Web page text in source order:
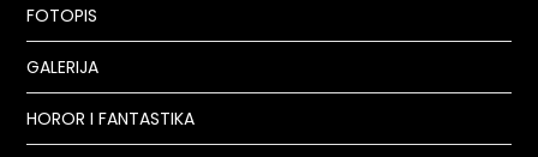
FOTOPIS
GALERIJA
HOROR I FANTASTIKA